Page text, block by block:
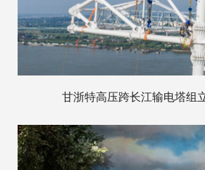
甘浙特高压跨长江输电塔组